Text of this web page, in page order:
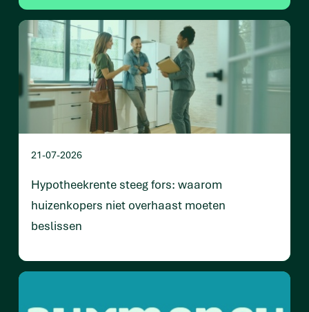
21-07-2026
Hypotheekrente steeg fors: waarom
huizenkopers niet overhaast moeten
beslissen